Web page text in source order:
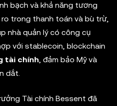
bạch và khả năng tương
trong thanh toán và bù trừ,
nhà quản lý có công cụ
với stablecoin, blockchain
tài chính, đảm bảo Mỹ và
dắt.
Tài chính Bessent đã